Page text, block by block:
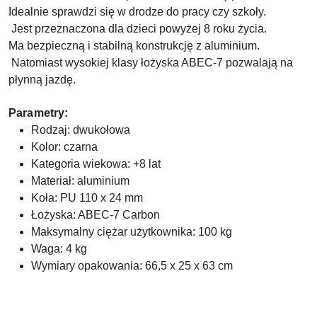
Idealnie sprawdzi się w drodze do pracy czy szkoły.
Jest przeznaczona dla dzieci powyżej 8 roku życia.
Ma bezpieczną i stabilną konstrukcję z aluminium.
Natomiast wysokiej klasy łożyska ABEC-7 pozwalają na
płynną jazdę.
Parametry:
Rodzaj: dwukołowa
Kolor: czarna
Kategoria wiekowa: +8 lat
Materiał: aluminium
Koła: PU 110 x 24 mm
Łożyska: ABEC-7 Carbon
Maksymalny ciężar użytkownika: 100 kg
Waga: 4 kg
Wymiary opakowania: 66,5 x 25 x 63 cm